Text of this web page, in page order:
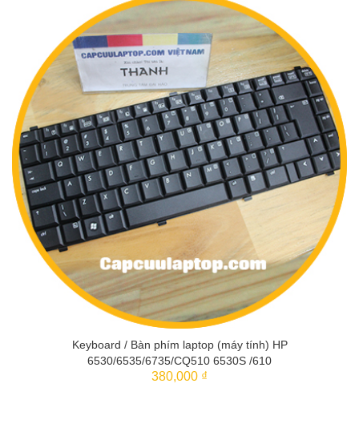
THÊM VÀO GIỎ
Keyboard / Bàn phím laptop (máy tính) HP
6530/6535/6735/CQ510 6530S /610
380,000 ₫